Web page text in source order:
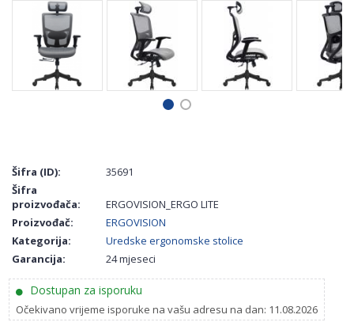
Šifra (ID):
35691
Šifra
proizvođača:
ERGOVISION_ERGO LITE
Proizvođač:
ERGOVISION
Kategorija:
Uredske ergonomske stolice
Garancija:
24 mjeseci
Dostupan za isporuku
Očekivano vrijeme isporuke na vašu adresu na dan: 11.08.2026